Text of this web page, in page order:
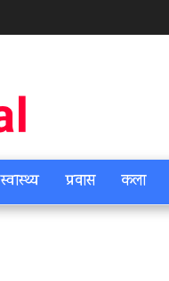
स्वास्थ्य प्रवास कला